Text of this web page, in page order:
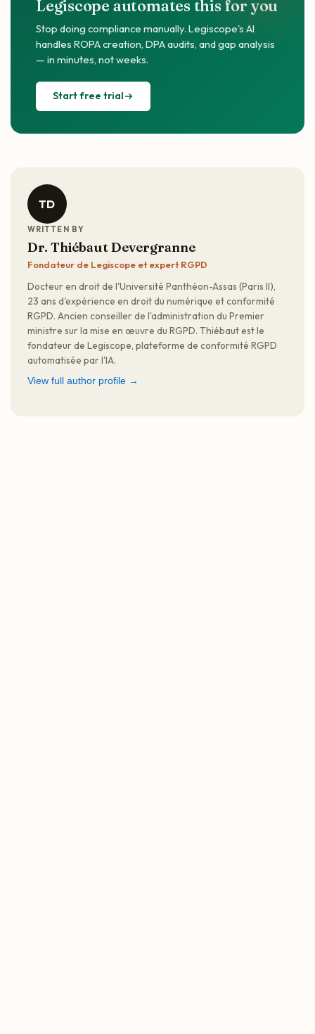
Legiscope automates this for you
Stop doing compliance manually. Legiscope's AI
handles ROPA creation, DPA audits, and gap analysis
— in minutes, not weeks.
Start free trial
TD
WRITTEN BY
Dr. Thiébaut Devergranne
Fondateur de Legiscope et expert RGPD
Docteur en droit de l'Université Panthéon-Assas (Paris II),
23 ans d'expérience en droit du numérique et conformité
RGPD. Ancien conseiller de l'administration du Premier
ministre sur la mise en œuvre du RGPD. Thiébaut est le
fondateur de Legiscope, plateforme de conformité RGPD
automatisée par l'IA.
View full author profile →